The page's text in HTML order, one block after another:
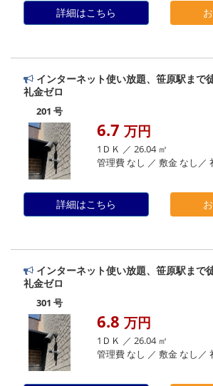
詳細はこちら
インターネット使い放題、笹原駅まで
礼金ゼロ
201 号
6.7 万円
1ＤＫ ／ 26.04 ㎡
管理費 なし ／ 敷金 なし／
詳細はこちら
インターネット使い放題、笹原駅まで
礼金ゼロ
301 号
6.8 万円
1ＤＫ ／ 26.04 ㎡
管理費 なし ／ 敷金 なし／